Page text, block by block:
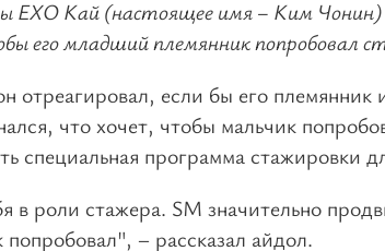
EXO Кай (настоящее имя – Ким Чонин)
его младший племянник попробовал
если бы его племянник
что хочет, чтобы мальчик
специальная программа стажировки
в роли стажера. SM значительно
– рассказал айдол.